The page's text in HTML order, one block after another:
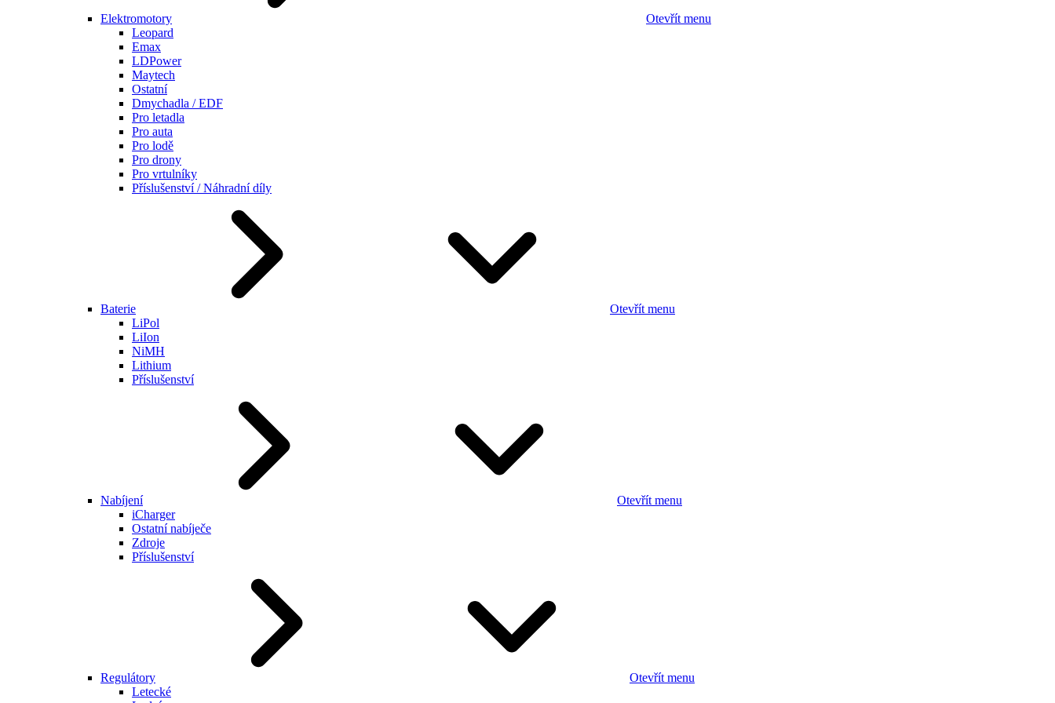
Elektromotory
Otevřít menu
Leopard
Emax
LDPower
Maytech
Ostatní
Dmychadla / EDF
Pro letadla
Pro auta
Pro lodě
Pro drony
Pro vrtulníky
Příslušenství / Náhradní díly
Baterie
Otevřít menu
LiPol
LiIon
NiMH
Lithium
Příslušenství
Nabíjení
Otevřít menu
iCharger
Ostatní nabíječe
Zdroje
Příslušenství
Regulátory
Otevřít menu
Letecké